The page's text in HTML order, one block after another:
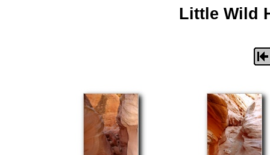
Little Wild